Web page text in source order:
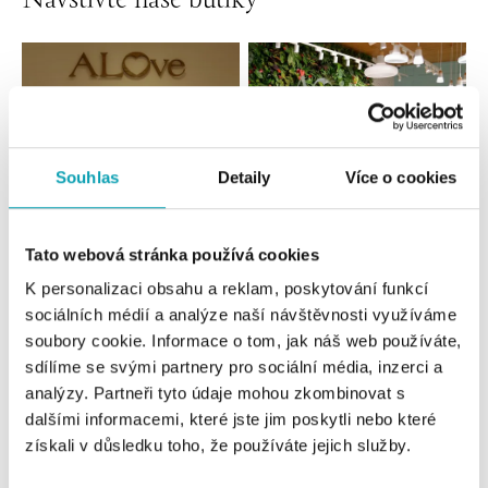
Souhlas Detaily Více o cookies
Tato webová stránka používá cookies
K personalizaci obsahu a reklam, poskytování funkcí
sociálních médií a analýze naší návštěvnosti využíváme
soubory cookie. Informace o tom, jak náš web používáte,
sdílíme se svými partnery pro sociální média, inzerci a
analýzy. Partneři tyto údaje mohou zkombinovat s
dalšími informacemi, které jste jim poskytli nebo které
získali v důsledku toho, že používáte jejich služby.
Česko Slovensko
ALOve OC Nový Smíchov, Praha 5
Plzeňská 8, 150 00 Praha 5 - Anděl
tel.: +420736509250
dnes otevřeno do 21:00